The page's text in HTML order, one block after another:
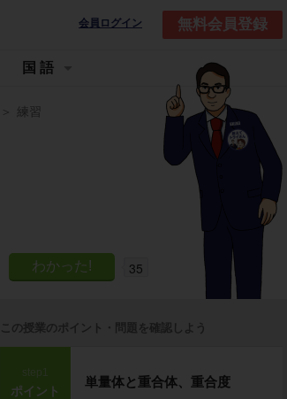
会員ログイン 無料会員登録
国語
練習
35
この授業のポイント・問題を確認しよう
step1
ポイント
単量体と重合体、重合度